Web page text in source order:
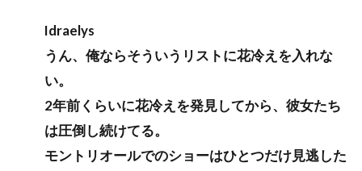
Idraelys
うん、俺ならそういうリストに花冷えを入れな
い。
2年前くらいに花冷えを発見してから、彼女たち
は圧倒し続けてる。
モントリオールでのショーはひとつだけ見逃した